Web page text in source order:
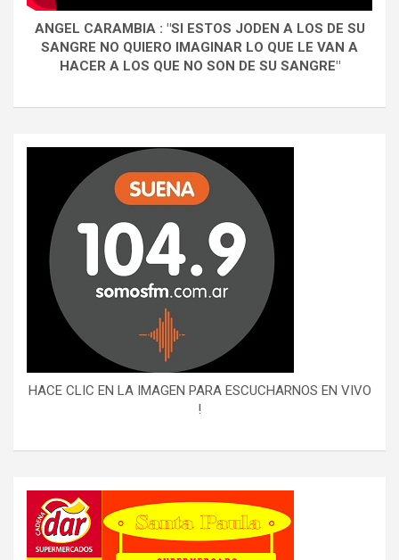
ANGEL CARAMBIA : "SI ESTOS JODEN A LOS DE SU
SANGRE NO QUIERO IMAGINAR LO QUE LE VAN A
HACER A LOS QUE NO SON DE SU SANGRE"
HACE CLIC EN LA IMAGEN PARA ESCUCHARNOS EN VIVO
!